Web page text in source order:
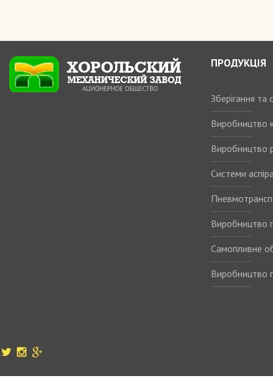
ПРОДУКЦІЯ
Зберігання
Виробництво
Виробництво
Системи
Виробництво
Самопливне
Виробництво